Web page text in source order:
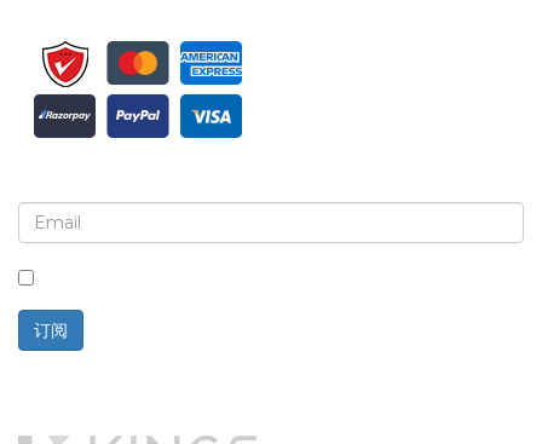
订阅